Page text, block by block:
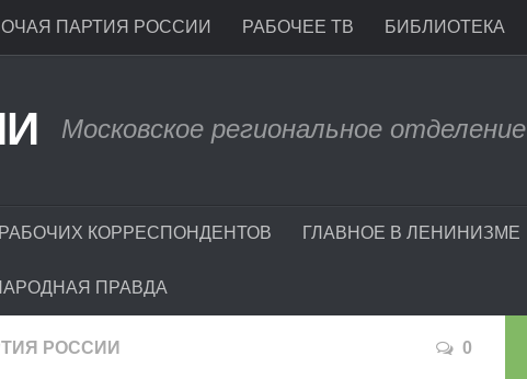
ПАРТИЯ РОССИИ РАБОЧЕЕ ТВ БИБЛИОТЕКА
Московское региональное отделение
КОРРЕСПОНДЕНТОВ ГЛАВНОЕ В ЛЕНИНИЗМЕ
ПРАВДА
РОССИИ 0